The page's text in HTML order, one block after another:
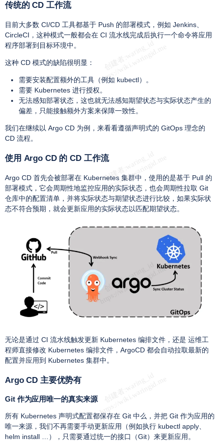
传统的 CD 工作流
目前大多数 CI/CD 工具都基于 Push 的部署模式，例如 Jenkins、
CircleCI，这种模式一般都会在 CI 流水线完成后执行一个命令将应用
程序部署到目标环境中。
这种 CD 模式的缺陷很明显：
需要安装配置额外的工具（例如 kubectl）。
需要 Kubernetes 进行授权。
无法感知部署状态，这也就无法感知期望状态与实际状态产生的
偏差，只能接触额外方案来保障一致性。
我们在继续以 Argo CD 为例，来看看遵循声明式的 GitOps 理念的
CD 流程。
使用 Argo CD 的 CD 工作流
Argo CD 首先会被部署在 Kubernetes 集群中，使用的是基于 Pull 的
部署模式，它会周期性地监控应用的实际状态，也会周期性拉取 Git
仓库中的配置清单，并将实际状态与期望状态进行比较，如果实际状
态不符合预期，就会更新应用的实际状态以匹配期望状态。
无论是通过 CI 流水线触发更新 Kubernetes 编排文件，还是 运维工
程师直接修改 Kubernetes 编排文件，ArgoCD 都会自动拉取最新的
配置并应用到 Kubernetes 集群中。
Argo CD 主要优势有
Git 作为应用唯一的真实来源
所有 Kubernetes 声明式配置都保存在 Git 中么，并把 Git 作为应用的
唯一来源，我们不再需要手动更新应用（例如执行 kubectl apply、
helm install …），只需要通过统一的接口（Git）来更新应用。